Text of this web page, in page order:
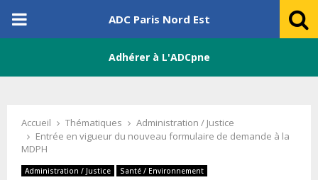
PRIMARY
ADC Paris Nord Est
Adhérer à L'ADCpne
Accueil Thématiques
Administration / Justice
Entrée en vigueur du nouveau formulaire de demande à la
MDPH
Administration / Justice Santé / Environnement